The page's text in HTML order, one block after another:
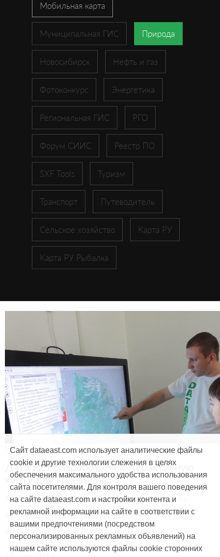
Мобильная карта
Муниципальная ГИС Природа
Новосибирск Нефть и газ
Фотоконкурс Энергетика
Региональная ГИС РГО
Форум СИИС Реестр ПО
SXF Tools Туризм
Транспорт Путеводитель
Сельское хозяйство Карта РУ
Карта РУ Рыбалка
Продукты и услуги
Дата Ист разработала интерактивную
карту для краеведов
#CarryMap #Интерактивная карта #ArcGIS
#Природа #Дети #География
#Мобильная карта #Веб-приложение
Сайт dataeast.com использует аналитические файлы
cookie и другие технологии слежения в целях
обеспечения максимального удобства использования
сайта посетителями. Для контроля вашего поведения
на сайте dataeast.com и настройки контента и
рекламной информации на сайте в соответствии с
вашими предпочтениями (посредством
персонализированных рекламных объявлений) на
нашем сайте используются файлы cookie сторонних